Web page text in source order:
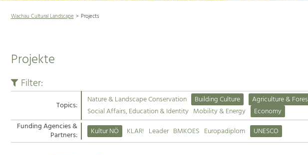
Wachau Cultural Landscape Projects
Projekte
Filter:
Topics: Nature & Landscape Conservation Building Culture Agriculture &
Social Affairs, Education & Identity Mobility & Energy
Economy
Funding Agencies &
Partners: Kultur NÖ KLAR! Leader BMKOES Europadiplom UNESCO